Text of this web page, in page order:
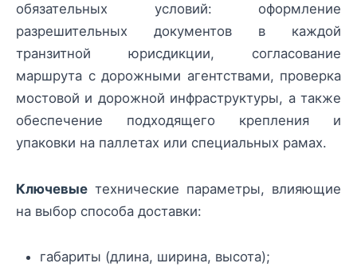
обязательных условий: оформление
разрешительных документов в каждой
транзитной юрисдикции, согласование
маршрута с дорожными агентствами, проверка
мостовой и дорожной инфраструктуры, а также
обеспечение подходящего крепления и
упаковки на паллетах или специальных рамах.
Ключевые технические параметры, влияющие
на выбор способа доставки:
габариты (длина, ширина, высота);